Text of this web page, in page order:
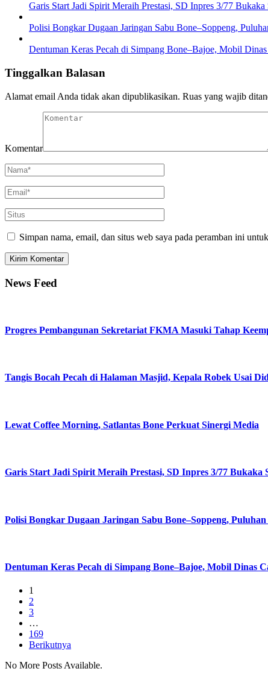
Garis Start Jadi Spirit Meraih Prestasi, SD Inpres 3/77
Polisi Bongkar Dugaan Jaringan Sabu Bone–Soppeng,
Dentuman Keras Pecah di Simpang Bone–Bajoe, Mobil
Tinggalkan Balasan
Alamat email Anda tidak akan dipublikasikan. Ruas yang wajib
Komentar
Simpan nama, email, dan situs web saya pada peramban ini
News Feed
Progres Pembangunan Sekretariat FKMA Masuki Tahap
Tangis Bocah Pecah di Halaman Masjid, Kepala Robek Usai
Lewat Coffee Morning, Satlantas Bone Perkuat Sinergi Media
Garis Start Jadi Spirit Meraih Prestasi, SD Inpres 3/77
Polisi Bongkar Dugaan Jaringan Sabu Bone–Soppeng,
Dentuman Keras Pecah di Simpang Bone–Bajoe, Mobil Dinas
1
2
3
…
169
Berikutnya
No More Posts Available.